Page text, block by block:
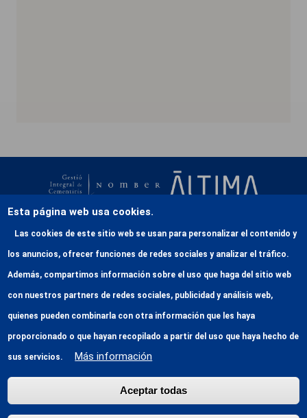
937 471 203
Castellar del Vallès
COM ARRIBAR
Footer ca Castellar del Vallès
Esta página web usa cookies.
Las cookies de este sitio web se usan para personalizar el contenido y
los anuncios, ofrecer funciones de redes sociales y analizar el tráfico.
Además, compartimos información sobre el uso que haga del sitio web
con nuestros partners de redes sociales, publicidad y análisis web,
quienes pueden combinarla con otra información que les haya
proporcionado o que hayan recopilado a partir del uso que haya hecho de
sus servicios. Más información
Aceptar todas